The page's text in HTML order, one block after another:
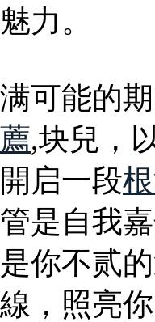
力。
可能的
,块兒，
启一段
是自我
你不贰
，照亮